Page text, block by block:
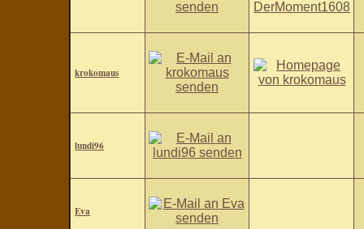
krokomaus
lundi96
Eva